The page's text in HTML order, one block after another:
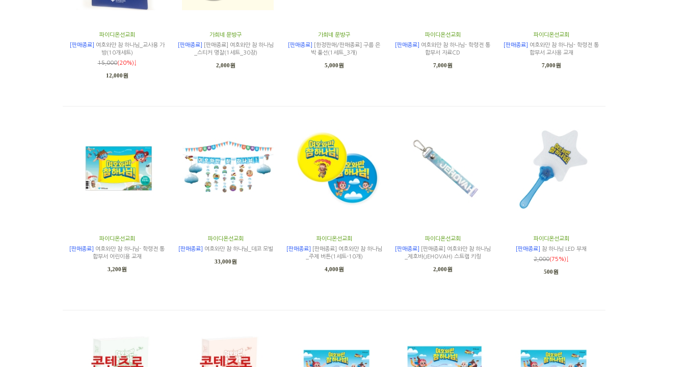
파이디온선교회
[판매종료]
여호와만 참 하나님_교사용 가
방(10개세트)
15,000(20%)↓
12,000원
가희네 문방구
[판매종료]
[판매종료] 여호와만 참 하나님
_스티커 명찰(1세트_30장)
2,000원
가희네 문방구
[판매종료]
[한정판매/판매종료] 구름 은
박 풍선(1세트_3개)
5,000원
파이디온선교회
[판매종료]
여호와만 참 하나님- 학령전 통
합부서 자료CD
7,000원
파이디온선교회
[판매종료]
여호와만 참 하나님- 학령전 통
합부서 교사용 교재
7,000원
파이디온선교회
[판매종료]
여호와만 참 하나님- 학령전 통
합부서 어린이용 교재
3,200원
파이디온선교회
[판매종료]
여호와만 참 하나님_데코 모빌
33,000원
파이디온선교회
[판매종료]
[판매종료] 여호와만 참 하나님
_주제 버튼(1세트-10개)
4,000원
파이디온선교회
[판매종료]
[판매종료] 여호와만 참 하나님
_제호바(JEHOVAH) 스트랩 키링
2,000원
파이디온선교회
[판매종료]
참 하나님 LED 부채
2,000(75%)↓
500원